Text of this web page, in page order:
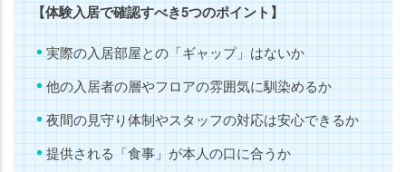
【体験入居で確認すべき5つのポイント】
実際の入居部屋との「ギャップ」はないか
他の入居者の層やフロアの雰囲気に馴染めるか
夜間の見守り体制やスタッフの対応は安心できるか
提供される「食事」が本人の口に合うか